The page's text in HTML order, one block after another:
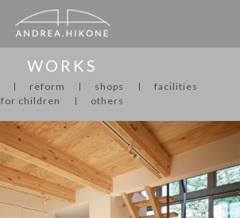
WORKS
reform shops
facilities
for children
others